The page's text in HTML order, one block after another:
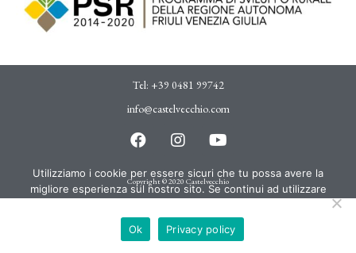
Tel: +39 0481 99742
info@castelvecchio.com
Copyright © 2020 Castelvecchio
Utilizziamo i cookie per essere sicuri che tu possa avere la
migliore esperienza sul nostro sito. Se continui ad utilizzare
Ok
Privacy policy